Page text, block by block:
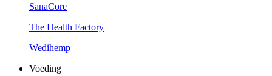
SanaCore
The Health Factory
Wedihemp
Voeding